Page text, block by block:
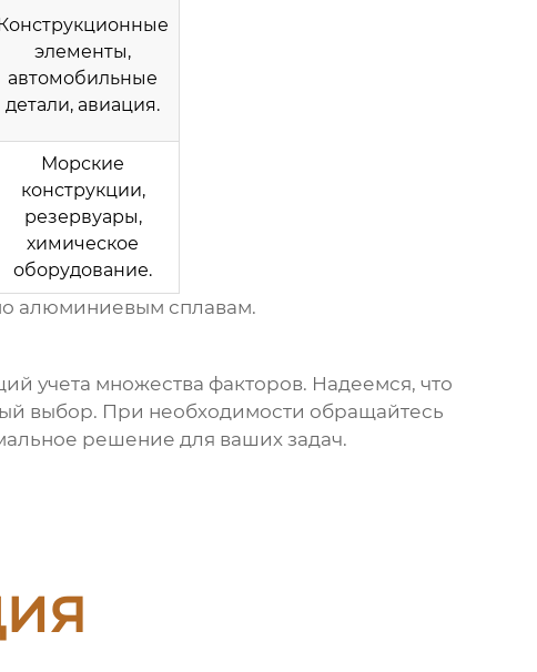
Конструкционные
элементы,
автомобильные
детали, авиация.
Морские
конструкции,
резервуары,
химическое
оборудование.
алюминиевым сплавам.
учета множества факторов. Надеемся, что
выбор. При необходимости обращайтесь
решение для ваших задач.